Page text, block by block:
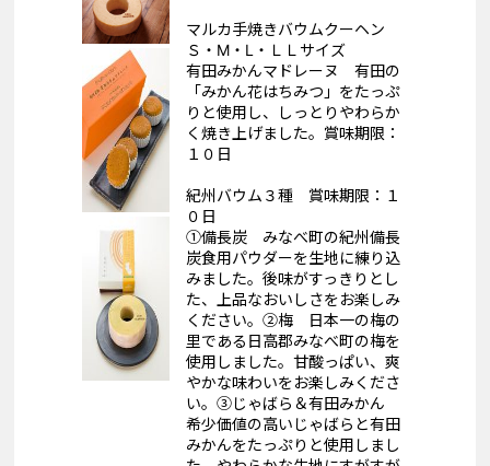
マルカ手焼きバウムクーヘン
Ｓ・Ⅿ・Ⅼ・ＬＬサイズ
有田みかんマドレーヌ 有田の
「みかん花はちみつ」をたっぷ
りと使用し、しっとりやわらか
く焼き上げました。賞味期限：
１０日
紀州バウム３種 賞味期限：１
０日
①備長炭 みなべ町の紀州備長
炭食用パウダーを生地に練り込
みました。後味がすっきりとし
た、上品なおいしさをお楽しみ
ください。②梅 日本一の梅の
里である日高郡みなべ町の梅を
使用しました。甘酸っぱい、爽
やかな味わいをお楽しみくださ
い。③じゃばら＆有田みかん
希少価値の高いじゃばらと有田
みかんをたっぷりと使用しまし